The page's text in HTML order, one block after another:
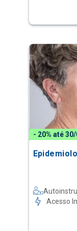
- 20% até
Acesso